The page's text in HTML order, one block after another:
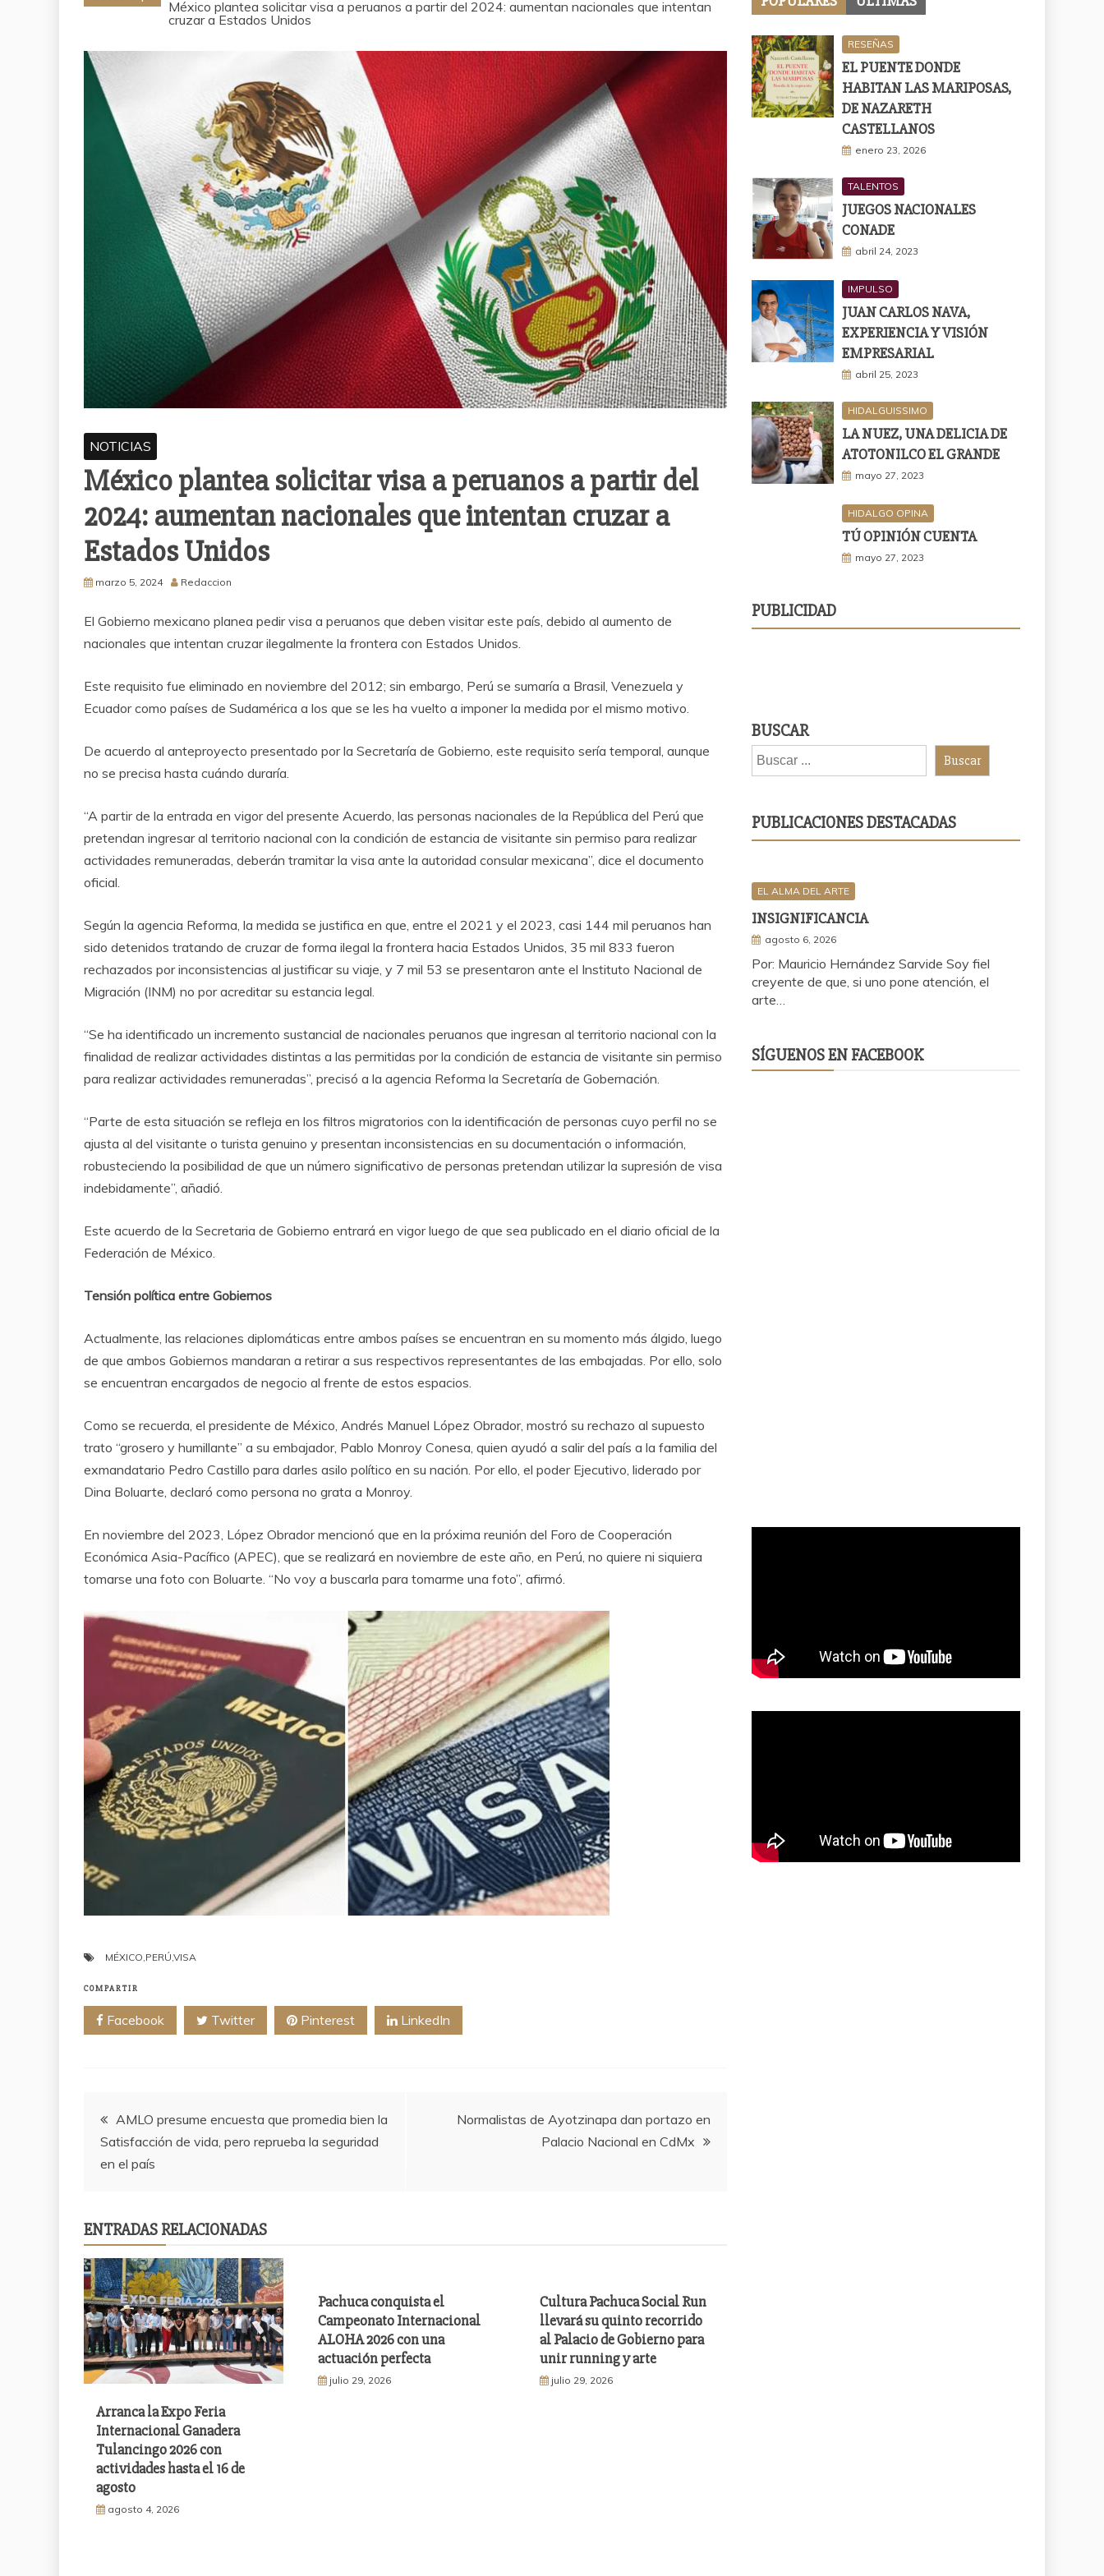
México plantea solicitar visa a peruanos a partir del 2024: aumentan nacionales que intentan
cruzar a Estados Unidos
NOTICIAS
México plantea solicitar visa a peruanos a partir del
2024: aumentan nacionales que intentan cruzar a
Estados Unidos
marzo 5, 2024 Redaccion
El Gobierno mexicano planea pedir visa a peruanos que deben visitar este país, debido al aumento de
nacionales que intentan cruzar ilegalmente la frontera con Estados Unidos.
Este requisito fue eliminado en noviembre del 2012; sin embargo, Perú se sumaría a Brasil, Venezuela y
Ecuador como países de Sudamérica a los que se les ha vuelto a imponer la medida por el mismo motivo.
De acuerdo al anteproyecto presentado por la Secretaría de Gobierno, este requisito sería temporal, aunque
no se precisa hasta cuándo duraría.
“A partir de la entrada en vigor del presente Acuerdo, las personas nacionales de la República del Perú que
pretendan ingresar al territorio nacional con la condición de estancia de visitante sin permiso para realizar
actividades remuneradas, deberán tramitar la visa ante la autoridad consular mexicana”, dice el documento
oficial.
Según la agencia Reforma, la medida se justifica en que, entre el 2021 y el 2023, casi 144 mil peruanos han
sido detenidos tratando de cruzar de forma ilegal la frontera hacia Estados Unidos, 35 mil 833 fueron
rechazados por inconsistencias al justificar su viaje, y 7 mil 53 se presentaron ante el Instituto Nacional de
Migración (INM) no por acreditar su estancia legal.
“Se ha identificado un incremento sustancial de nacionales peruanos que ingresan al territorio nacional con la
finalidad de realizar actividades distintas a las permitidas por la condición de estancia de visitante sin permiso
para realizar actividades remuneradas”, precisó a la agencia Reforma la Secretaría de Gobernación.
“Parte de esta situación se refleja en los filtros migratorios con la identificación de personas cuyo perfil no se
ajusta al del visitante o turista genuino y presentan inconsistencias en su documentación o información,
robusteciendo la posibilidad de que un número significativo de personas pretendan utilizar la supresión de visa
indebidamente”, añadió.
Este acuerdo de la Secretaria de Gobierno entrará en vigor luego de que sea publicado en el diario oficial de la
Federación de México.
Tensión política entre Gobiernos
Actualmente, las relaciones diplomáticas entre ambos países se encuentran en su momento más álgido, luego
de que ambos Gobiernos mandaran a retirar a sus respectivos representantes de las embajadas. Por ello, solo
se encuentran encargados de negocio al frente de estos espacios.
Como se recuerda, el presidente de México, Andrés Manuel López Obrador, mostró su rechazo al supuesto
trato “grosero y humillante” a su embajador, Pablo Monroy Conesa, quien ayudó a salir del país a la familia del
exmandatario Pedro Castillo para darles asilo político en su nación. Por ello, el poder Ejecutivo, liderado por
Dina Boluarte, declaró como persona no grata a Monroy.
En noviembre del 2023, López Obrador mencionó que en la próxima reunión del Foro de Cooperación
Económica Asia-Pacífico (APEC), que se realizará en noviembre de este año, en Perú, no quiere ni siquiera
tomarse una foto con Boluarte. “No voy a buscarla para tomarme una foto”, afirmó.
MÉXICO,PERÚ,VISA
COMPARTIR
Facebook Twitter Pinterest LinkedIn
Navegación
de
AMLO presume encuesta que promedia bien la
Satisfacción de vida, pero reprueba la seguridad
en el país
Normalistas de Ayotzinapa dan portazo en
Palacio Nacional en CdMx
ENTRADAS RELACIONADAS
Arranca la Expo Feria
Internacional Ganadera
Tulancingo 2026 con
actividades hasta el 16 de
agosto
agosto 4, 2026
Pachuca conquista el
Campeonato Internacional
ALOHA 2026 con una
actuación perfecta
julio 29, 2026
Cultura Pachuca Social Run
llevará su quinto recorrido
al Palacio de Gobierno para
unir running y arte
julio 29, 2026
RESEÑAS
EL PUENTE DONDE
HABITAN LAS MARIPOSAS,
DE NAZARETH
CASTELLANOS
enero 23, 2026
TALENTOS
JUEGOS NACIONALES
CONADE
abril 24, 2023
IMPULSO
JUAN CARLOS NAVA,
EXPERIENCIA Y VISIÓN
EMPRESARIAL
abril 25, 2023
HIDALGUISSIMO
LA NUEZ, UNA DELICIA DE
ATOTONILCO EL GRANDE
mayo 27, 2023
HIDALGO OPINA
TÚ OPINIÓN CUENTA
mayo 27, 2023
PUBLICIDAD
BUSCAR
Buscar
PUBLICACIONES DESTACADAS
EL ALMA DEL ARTE
INSIGNIFICANCIA
agosto 6, 2026
Por: Mauricio Hernández Sarvide Soy fiel
creyente de que, si uno pone atención, el
arte…
SÍGUENOS EN FACEBOOK